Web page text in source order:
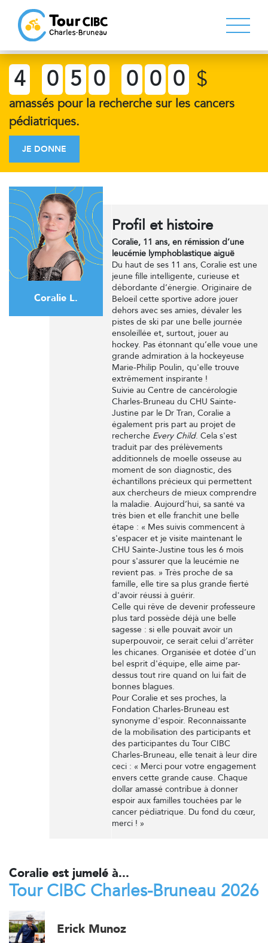
4 0 5 0 0 0 0 $
amassés pour la recherche sur les cancers
pédiatriques.
JE DONNE
Coralie L.
Profil et histoire
Coralie, 11 ans, en rémission d’une
leucémie lymphoblastique aiguë
Du haut de ses 11 ans, Coralie est une
jeune fille intelligente, curieuse et
débordante d’énergie. Originaire de
Beloeil cette sportive adore jouer
dehors avec ses amies, dévaler les
pistes de ski par une belle journée
ensoleillée et, surtout, jouer au
hockey. Pas étonnant qu’elle voue une
grande admiration à la hockeyeuse
Marie-Philip Poulin, qu'elle trouve
extrêmement inspirante !
Suivie au Centre de cancérologie
Charles-Bruneau du CHU Sainte-
Justine par le Dr Tran, Coralie a
également pris part au projet de
recherche Every Child. Cela s'est
traduit par des prélèvements
additionnels de moelle osseuse au
moment de son diagnostic, des
échantillons précieux qui permettent
aux chercheurs de mieux comprendre
la maladie. Aujourd’hui, sa santé va
très bien et elle franchit une belle
étape : « Mes suivis commencent à
s'espacer et je visite maintenant le
CHU Sainte-Justine tous les 6 mois
pour s'assurer que la leucémie ne
revient pas. » Très proche de sa
famille, elle tire sa plus grande fierté
d'avoir réussi à guérir.
Celle qui rêve de devenir professeure
plus tard possède déjà une belle
sagesse : si elle pouvait avoir un
superpouvoir, ce serait celui d’arrêter
les chicanes. Organisée et dotée d’un
bel esprit d'équipe, elle aime par-
dessus tout rire quand on lui fait de
bonnes blagues.
Pour Coralie et ses proches, la
Fondation Charles-Bruneau est
synonyme d'espoir. Reconnaissante
de la mobilisation des participants et
des participantes du Tour CIBC
Charles-Bruneau, elle tenait à leur dire
ceci : « Merci pour votre engagement
envers cette grande cause. Chaque
dollar amassé contribue à donner
espoir aux familles touchées par le
cancer pédiatrique. Du fond du cœur,
merci ! »
Coralie est jumelé à...
Tour CIBC Charles-Bruneau 2026
Erick Munoz